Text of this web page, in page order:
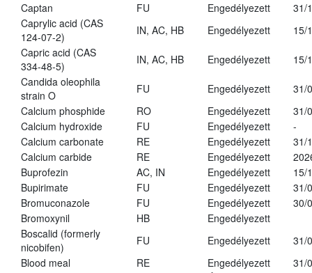
Captan
FU Engedélyezett
31/
Caprylic acid (CAS
124-07-2)
IN, AC, HB Engedélyezett
15/
Capric acid (CAS
334-48-5)
IN, AC, HB Engedélyezett
15/
Candida oleophila
strain O
FU Engedélyezett
31/
Calcium phosphide
RO Engedélyezett
31/
Calcium hydroxide
FU Engedélyezett
-
Calcium carbonate
RE Engedélyezett
31/
Calcium carbide
RE Engedélyezett
Buprofezin
AC, IN Engedélyezett
15/
Bupirimate
FU Engedélyezett
31/
Bromuconazole
FU Engedélyezett
30/
Bromoxynil
HB
Engedélyezett
Boscalid (formerly
nicobifen)
FU Engedélyezett
31/
Blood meal
RE Engedélyezett
31/